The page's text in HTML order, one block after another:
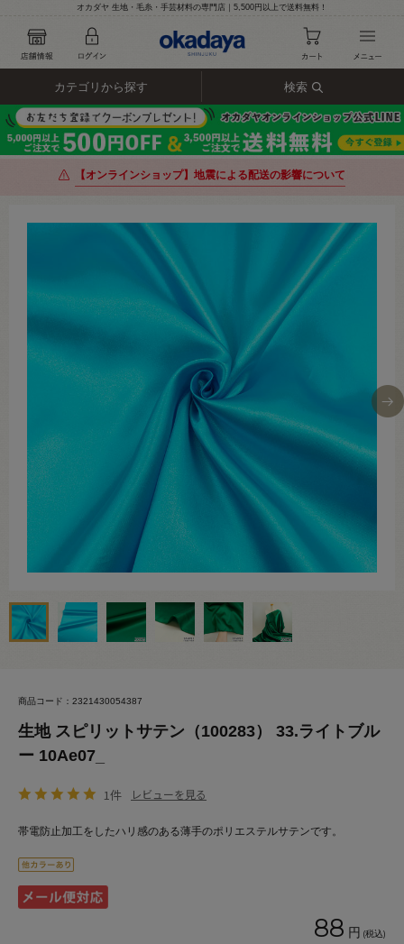
オカダヤ 生地・毛糸・手芸材料の専門店｜5,500円以上で送料無料！
カテゴリから探す 検索
【オンラインショップ】地震による配送の影響について
商品コード：2321430054387
生地 スピリットサテン（100283） 33.ライトブル
ー 10Ae07_
1件 レビューを見る
帯電防止加工をしたハリ感のある薄手のポリエステルサテンです。
88 円 (税込)